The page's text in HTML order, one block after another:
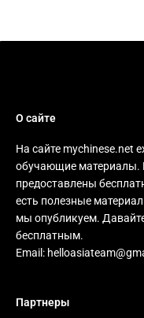
О сайте
На сайте mychinese.net
обучающие материалы.
предоставлены
есть полезные
мы опубликуем.
бесплатным.
Email:
Партнеры